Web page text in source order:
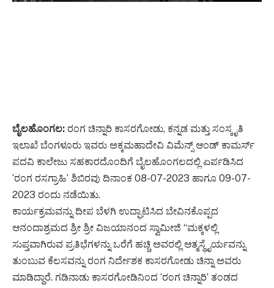
ಬೈಲಹೊಂಗಲ: ರಂಗ ಚಿನ್ನಾರಿ ಕಾಸರಗೋಡು, ಕನ್ನಡ ಮತ್ತು ಸಂಸ್ಕೃತಿ
ಇಲಾಖೆ ಬೆಂಗಳೂರು ಇವರು ಅಕ್ಕಮಹಾದೇವಿ ವಿಮೆನ್ಸ್ ಆಂಡ್ ಕಾಮರ್ಸ್
ಪದವಿ ಕಾಲೇಜು ಸಹಕಾರದೊಂದಿಗೆ ಬೈಲಹೊಂಗಲದಲ್ಲಿ ಏರ್ಪಡಿಸಿದ
‘ರಂಗ ರಸಗ್ರಾಹಿ’ ಶಿಬಿರವು ದಿನಾಂಕ 08-07-2023 ಹಾಗೂ 09-07-
2023 ರಂದು ನಡೆಯಿತು.
ಕಾರ್ಯಕ್ರಮವನ್ನು ದೀಪ ಬೆಳಗಿ ಉದ್ಘಾಟಿಸಿದ ಬೇವಿನಕೊಪ್ಪದ
ಆನಂದಾಶ್ರಮದ ಶ್ರೀ ಶ್ರೀ ವಿಜಯಾನಂದ ಸ್ವಾಮೀಜಿ “ಮಕ್ಕಳಲ್ಲಿ
ಸುಪ್ತವಾಗಿರುವ ಪ್ರತಿಭೆಗಳನ್ನು ಒರೆಗೆ ಹಚ್ಚಿ ಅವರಲ್ಲಿ ಆತ್ಮಸ್ಥೈರ್ಯವನ್ನು
ತುಂಬುವ ಕೆಲಸವನ್ನು ರಂಗ ನಿರ್ದೇಶಕ ಕಾಸರಗೋಡು ಚಿನ್ನಾ ಅವರು
ಮಾಡಿದ್ದಾರೆ. ಗಡಿನಾಡು ಕಾಸರಗೋಡಿನಿಂದ ‘ರಂಗ ಚಿನ್ನಾರಿ’ ತಂಡದ